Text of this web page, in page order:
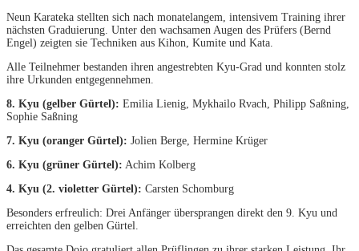
Neun Karateka stellten sich nach monatelangem, intensivem Training ihrer
nächsten Graduierung. Unter den wachsamen Augen des Prüfers (Bernd
Engel) zeigten sie Techniken aus Kihon, Kumite und Kata.
Alle Teilnehmer bestanden ihren angestrebten Kyu-Grad und konnten stolz
ihre Urkunden entgegennehmen.
8. Kyu (gelber Gürtel): Emilia Lienig, Mykhailo Rvach, Philipp Saßning,
Sophie Saßning
7. Kyu (oranger Gürtel): Jolien Berge, Hermine Krüger
6. Kyu (grüner Gürtel): Achim Kolberg
4. Kyu (2. violetter Gürtel): Carsten Schomburg
Besonders erfreulich: Drei Anfänger übersprangen direkt den 9. Kyu und
erreichten den gelben Gürtel.